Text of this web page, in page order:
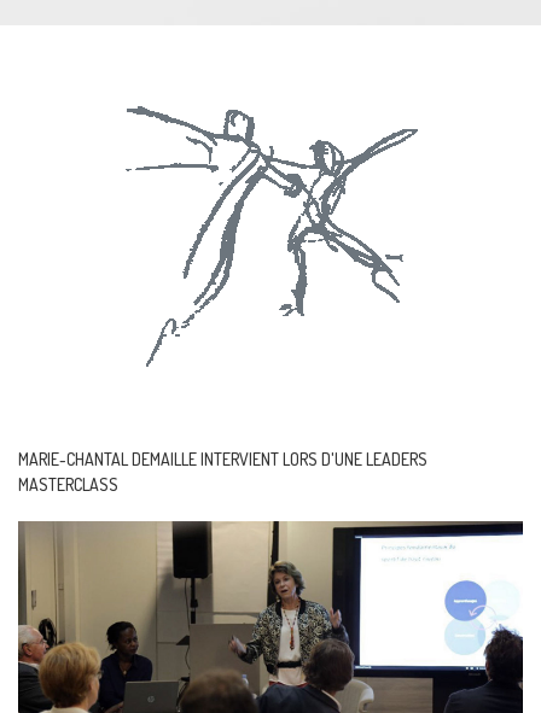
MARIE-CHANTAL DEMAILLEINTERVIENTLORS D'UNELEADERS
MASTERCLASS
Se
souvenir
de
moi
identifiant